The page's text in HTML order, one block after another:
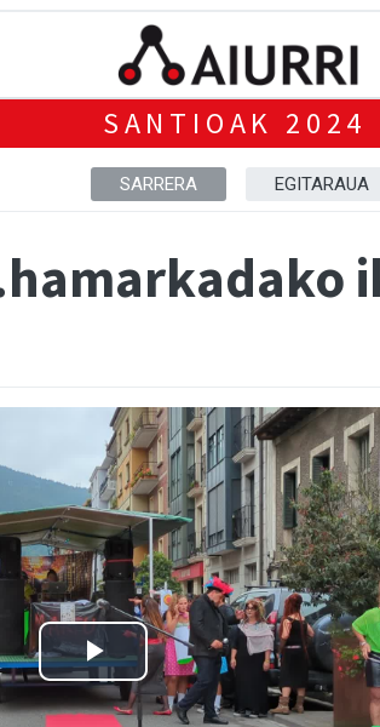
SANTIOAK 2024
SARRERA EGITARAUA